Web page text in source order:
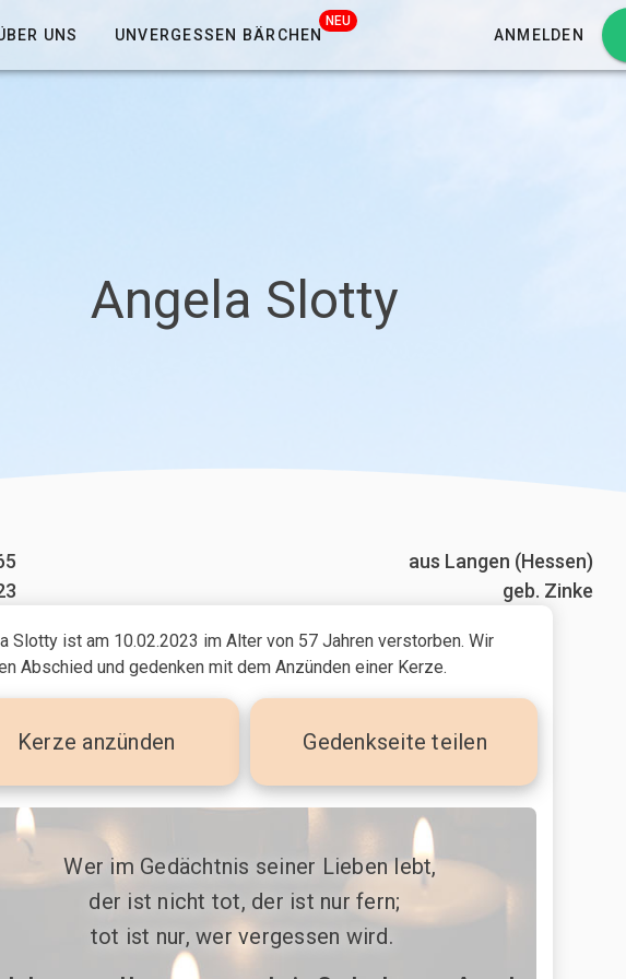
UNS UNVERGESSEN BÄRCHEN
NEU
ANMELDEN
Angela Slotty
aus Langen (Hessen)
geb. Zinke
Slotty ist am 10.02.2023 im Alter von 57 Jahren verstorben. Wir
Abschied und gedenken mit dem Anzünden einer Kerze.
Kerze anzünden Gedenkseite teilen
Wer im Gedächtnis seiner Lieben lebt,
der ist nicht tot, der ist nur fern;
tot ist nur, wer vergessen wird.